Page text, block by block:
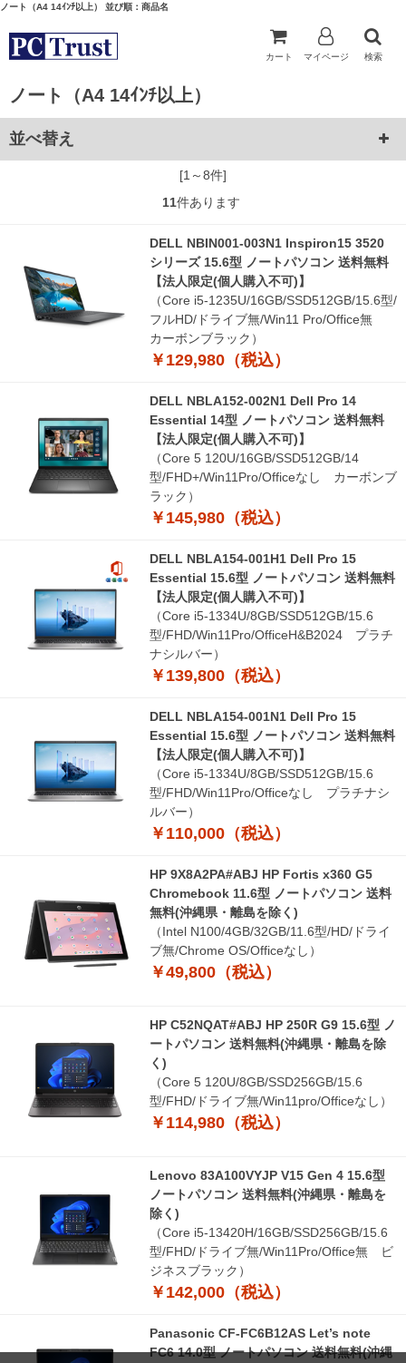
ノート（A4 14ｲﾝﾁ以上） 並び順：商品名
カート マイページ 検索
ノート（A4 14ｲﾝﾁ以上）
並べ替え
[1～8件]
11件あります
DELL NBIN001-003N1 Inspiron15 3520
シリーズ 15.6型 ノートパソコン 送料無料
【法人限定(個人購入不可)】
（Core i5-1235U/16GB/SSD512GB/15.6型/
フルHD/ドライブ無/Win11 Pro/Office無
カーボンブラック）
￥129,980（税込）
DELL NBLA152-002N1 Dell Pro 14
Essential 14型 ノートパソコン 送料無料
【法人限定(個人購入不可)】
（Core 5 120U/16GB/SSD512GB/14
型/FHD+/Win11Pro/Officeなし カーボンブ
ラック）
￥145,980（税込）
DELL NBLA154-001H1 Dell Pro 15
Essential 15.6型 ノートパソコン 送料無料
【法人限定(個人購入不可)】
（Core i5-1334U/8GB/SSD512GB/15.6
型/FHD/Win11Pro/OfficeH&B2024 プラチ
ナシルバー）
￥139,800（税込）
DELL NBLA154-001N1 Dell Pro 15
Essential 15.6型 ノートパソコン 送料無料
【法人限定(個人購入不可)】
（Core i5-1334U/8GB/SSD512GB/15.6
型/FHD/Win11Pro/Officeなし プラチナシ
ルバー）
￥110,000（税込）
HP 9X8A2PA#ABJ HP Fortis x360 G5
Chromebook 11.6型 ノートパソコン 送料
無料(沖縄県・離島を除く)
（Intel N100/4GB/32GB/11.6型/HD/ドライ
ブ無/Chrome OS/Officeなし）
￥49,800（税込）
HP C52NQAT#ABJ HP 250R G9 15.6型 ノ
ートパソコン 送料無料(沖縄県・離島を除
く)
（Core 5 120U/8GB/SSD256GB/15.6
型/FHD/ドライブ無/Win11pro/Officeなし）
￥114,980（税込）
Lenovo 83A100VYJP V15 Gen 4 15.6型
ノートパソコン 送料無料(沖縄県・離島を
除く)
（Core i5-13420H/16GB/SSD256GB/15.6
型/FHD/ドライブ無/Win11Pro/Office無 ビ
ジネスブラック）
￥142,000（税込）
Panasonic CF-FC6B12AS Let’s note
FC6 14.0型 ノートパソコン 送料無料(沖縄